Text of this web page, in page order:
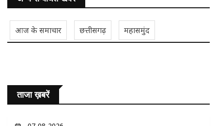
आज के समाचार छत्तीसगढ़ महासमुंद
ताजा ख़बरें